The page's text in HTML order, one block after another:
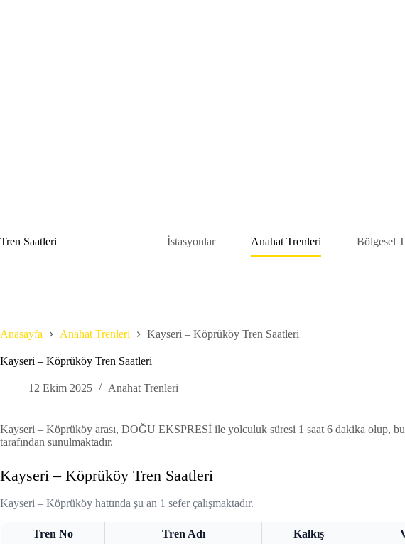
Tren Saatleri
İstasyonlar Anahat Trenleri Bölgesel
Anasayfa Anahat Trenleri Kayseri – Köprüköy Tren Saatleri
Kayseri – Köprüköy Tren Saatleri
12 Ekim 2025 Anahat Trenleri
Kayseri – Köprüköy arası, DOĞU EKSPRESİ ile yolculuk süresi 1 saat 6 dakika olup,
tarafından sunulmaktadır.
Kayseri – Köprüköy Tren Saatleri
Kayseri – Köprüköy hattında şu an 1 sefer çalışmaktadır.
Tren No Tren Adı Kalkış